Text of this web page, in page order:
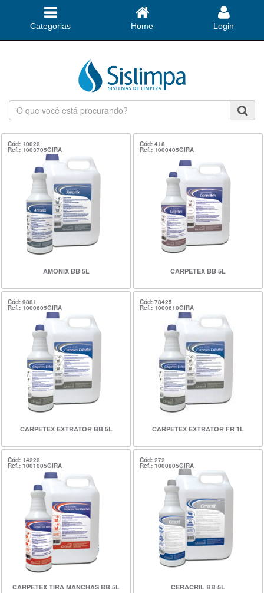
Categorias Home Login
O
que
está
procurando?
Cód: 10022
Ref.: 1003705GIRA
AMONIX BB 5L
Cód: 418
Ref.: 1000405GIRA
CARPETEX BB 5L
Cód: 9881
Ref.: 1000605GIRA
CARPETEX EXTRATOR BB 5L
Cód: 78425
Ref.: 1000610GIRA
CARPETEX EXTRATOR FR 1L
Cód: 14222
Ref.: 1001005GIRA
CARPETEX TIRA MANCHAS BB 5L
Cód: 272
Ref.: 1000805GIRA
CERACRIL BB 5L